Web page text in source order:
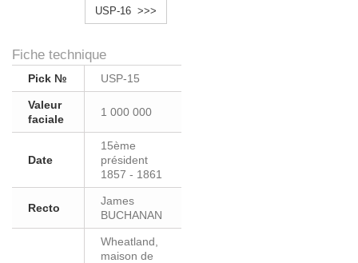
USP-16 >>>
Fiche technique
Pick № USP-15
Valeur
faciale
1 000 000
Date
15ème
président
1857 - 1861
Recto
James
BUCHANAN
Wheatland,
maison de